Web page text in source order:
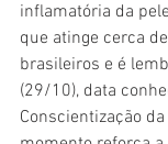
inflamatória da
que atinge cerca
brasileiros e é
(29/10), data
Conscientização